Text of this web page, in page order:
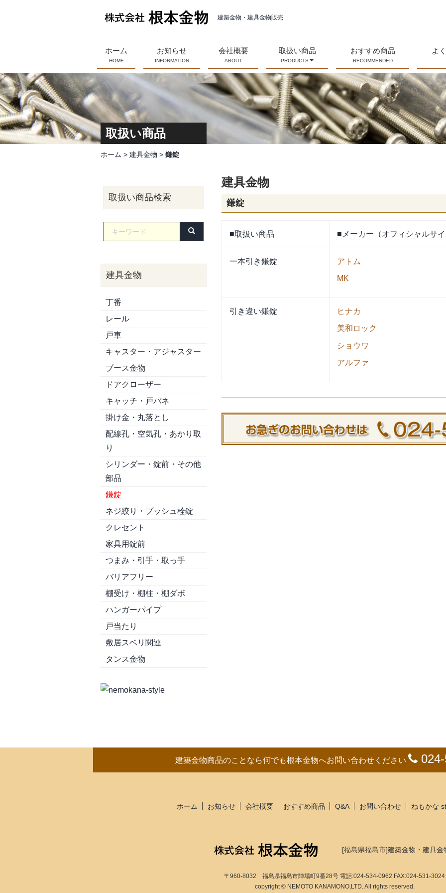
建築金物・建具金物販売
ホーム
HOME
お知らせ
INFORMATION
会社概要
ABOUT
取扱い商品
PRODUCTS
おすすめ商品
RECOMMENDED
よ
取扱い商品
ホーム > 建具金物 > 鎌錠
建具金物
鎌錠
■取扱い商品 ■メーカー（オフィシャルサ
一本引き鎌錠 アトム
MK
引き違い鎌錠 ヒナカ
美和ロック
ショウワ
アルファ
取扱い商品検索
建具金物
丁番
レール
戸車
キャスター・アジャスター
ブース金物
ドアクローザー
キャッチ・戸バネ
掛け金・丸落とし
配線孔・空気孔・あかり取
り
シリンダー・錠前・その他
部品
鎌錠
ネジ絞り・プッシュ栓錠
クレセント
家具用錠前
つまみ・引手・取っ手
バリアフリー
棚受け・棚柱・棚ダボ
ハンガーパイプ
戸当たり
敷居スベリ関連
タンス金物
建築金物商品のことなら何でも根本金物へお問い合わせください
ホーム お知らせ 会社概要 おすすめ商品 Q&A お問い合わせ ねもかな
[福島県福島市]建築金物・建具金
〒960-8032 福島県福島市陣場町9番28号 電話:024-534-0962 FAX:024-531-3024
copyright © NEMOTO KANAMONO,LTD. All rights reserved.